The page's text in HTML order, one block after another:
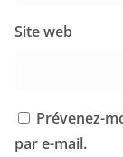
Site web
Prévenez-
par e-mail.